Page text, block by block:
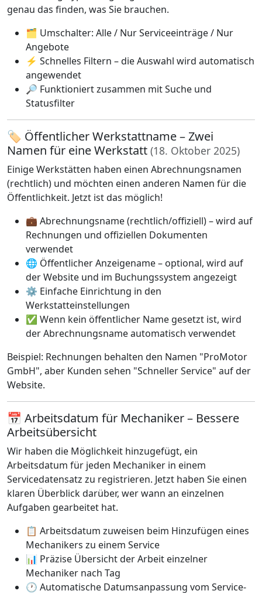
genau das finden, was Sie brauchen.
🗂️ Umschalter: Alle / Nur Serviceeinträge / Nur
Angebote
⚡ Schnelles Filtern – die Auswahl wird automatisch
angewendet
🔎 Funktioniert zusammen mit Suche und
Statusfilter
🏷️ Öffentlicher Werkstattname – Zwei
Namen für eine Werkstatt (18. Oktober 2025)
Einige Werkstätten haben einen Abrechnungsnamen
(rechtlich) und möchten einen anderen Namen für die
Öffentlichkeit. Jetzt ist das möglich!
💼 Abrechnungsname (rechtlich/offiziell) – wird auf
Rechnungen und offiziellen Dokumenten
verwendet
🌐 Öffentlicher Anzeigename – optional, wird auf
der Website und im Buchungssystem angezeigt
⚙️ Einfache Einrichtung in den
Werkstatteinstellungen
✅ Wenn kein öffentlicher Name gesetzt ist, wird
der Abrechnungsname automatisch verwendet
Beispiel: Rechnungen behalten den Namen "ProMotor
GmbH", aber Kunden sehen "Schneller Service" auf der
Website.
📅 Arbeitsdatum für Mechaniker – Bessere
Arbeitsübersicht
Wir haben die Möglichkeit hinzugefügt, ein
Arbeitsdatum für jeden Mechaniker in einem
Servicedatensatz zu registrieren. Jetzt haben Sie einen
klaren Überblick darüber, wer wann an einzelnen
Aufgaben gearbeitet hat.
📋 Arbeitsdatum zuweisen beim Hinzufügen eines
Mechanikers zu einem Service
📊 Präzise Übersicht der Arbeit einzelner
Mechaniker nach Tag
🕐 Automatische Datumsanpassung vom Service-